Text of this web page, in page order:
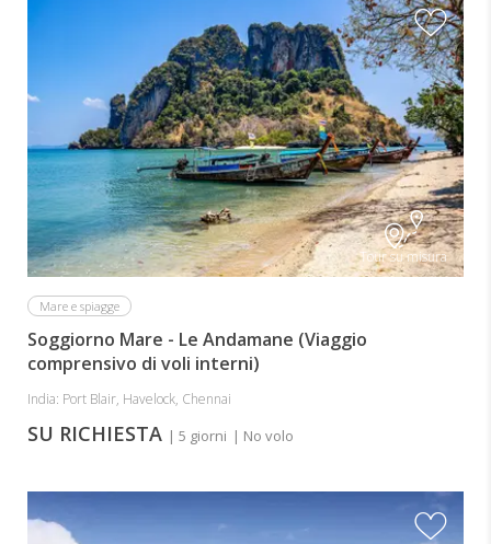
Tour su misura
Mare e spiagge
Soggiorno Mare - Le Andamane (Viaggio
comprensivo di voli interni)
India: Port Blair, Havelock, Chennai
SU RICHIESTA | 5 giorni | No volo